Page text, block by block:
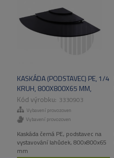
KASKÁDA (PODSTAVEC) PE, 1/4
KRUH, 800X800X65 MM,
ČERNÝ
3330903
Vybavení provozoven
Vybavení provozoven
Kaskáda černá PE, podstavec na
vystavování lahůdek, 800x800x65
mm